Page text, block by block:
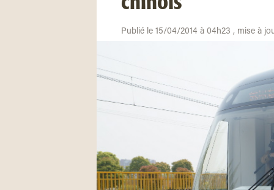
Publié le 15/04/2014 à 04h23 , mise à